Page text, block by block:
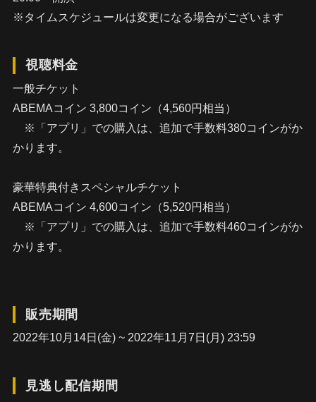
※タイムスケジュールは変更になる場合がございます
視聴料金
一般チケット
ABEMAコイン 3,800コイン（4,560円相当）
※「アプリ」での購入は、追加で手数料380コインがか
かります。
豪華特典付きスペシャルチケット
ABEMAコイン 4,600コイン（5,520円相当）
※「アプリ」での購入は、追加で手数料460コインがか
かります。
販売期間
2022年10月14日(金) ~ 2022年11月7日(月) 23:59
見逃し配信期間